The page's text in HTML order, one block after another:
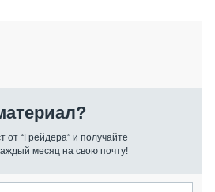
“Грейдера” и получайте
месяц на свою почту!